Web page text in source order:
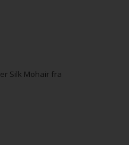
Silk Mohair fra